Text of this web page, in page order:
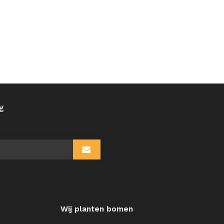
Wij planten bomen